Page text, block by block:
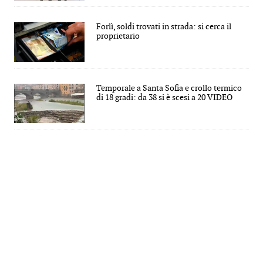
Forlì, soldi trovati in strada: si cerca il
proprietario
Temporale a Santa Sofia e crollo termico
di 18 gradi: da 38 si è scesi a 20 VIDEO